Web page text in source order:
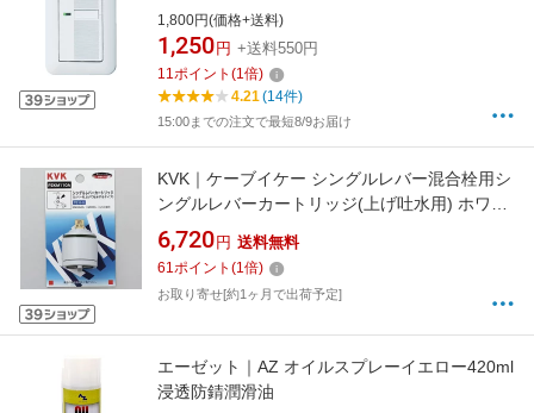
WTP50511WP[WTP50511WP]
1,800円(価格+送料)
1,250 円 +送料550円
11ポイント (1倍)
4.21(14件)
15:00までの注文で最短8/9お届け
KVK｜ケーブイケー シングルレバー混合栓用シ
ングルレバーカートリッジ(上げ吐水用) ホワイ
ト PZKM110A [1個][PZKM110A]
6,720 円 送料無料
61ポイント (1倍)
お取り寄せ[約1ヶ月で出荷予定]
エーゼット｜AZ オイルスプレーイエロー420ml
浸透防錆潤滑油